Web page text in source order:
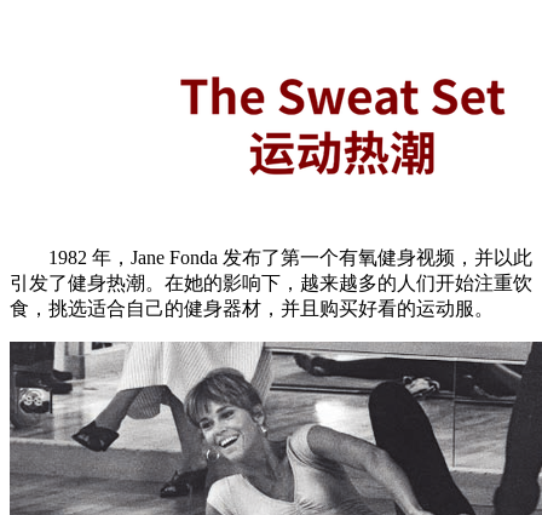
1982 年，Jane Fonda 发布了第一个有氧健身视频，并以此
引发了健身热潮。在她的影响下，越来越多的人们开始注重饮
食，挑选适合自己的健身器材，并且购买好看的运动服。